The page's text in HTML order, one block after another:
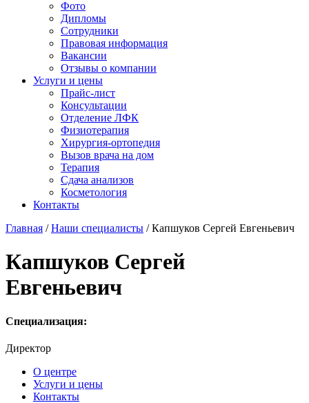
Фото
Дипломы
Сотрудники
Правовая информация
Вакансии
Отзывы о компании
Услуги и цены
Прайс-лист
Консультации
Отделение ЛФК
Физиотерапия
Хирургия-ортопедия
Вызов врача на дом
Терапия
Сдача анализов
Косметология
Контакты
Главная /Наши специалисты / Капшуков Сергей Евгеньевич
Капшуков Сергей
Евгеньевич
Специализация:
Директор
О центре
Услуги и цены
Контакты